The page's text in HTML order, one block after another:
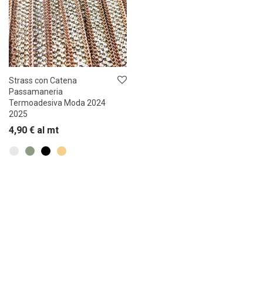
Strass con Catena
Passamaneria
Termoadesiva Moda 2024
2025
4,90 € al mt